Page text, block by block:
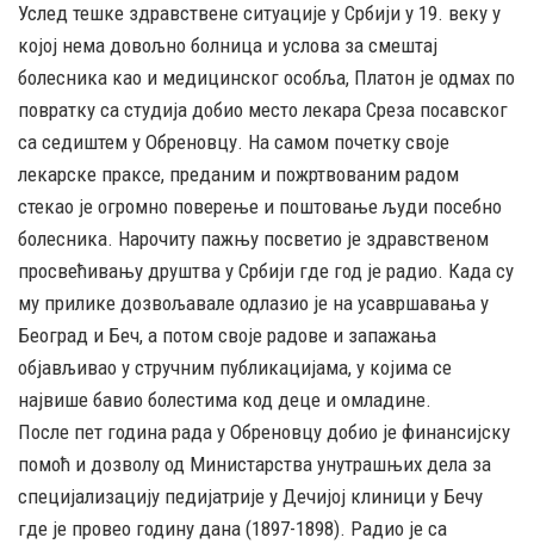
Услед тешке здравствене ситуације у Србији у 19. веку у
којој нема довољно болница и услова за смештај
болесника као и медицинског особља, Платон је одмах по
повратку са студија добио место лекара Среза посавског
са седиштем у Обреновцу. На самом почетку своје
лекарске праксе, преданим и пожртвованим радом
стекао је огромно поверење и поштовање људи посебно
болесника. Нарочиту пажњу посветио је здравственом
просвећивању друштва у Србији где год је радио. Када су
му прилике дозвољавале одлазио је на усавршавања у
Београд и Беч, а потом своје радове и запажања
објављивао у стручним публикацијама, у којима се
највише бавио болестима код деце и омладине.
После пет година рада у Обреновцу добио је финансијску
помоћ и дозволу од Министарства унутрашњих дела за
специјализацију педијатрије у Дечијој клиници у Бечу
где је провео годину дана (1897-1898). Радио је са